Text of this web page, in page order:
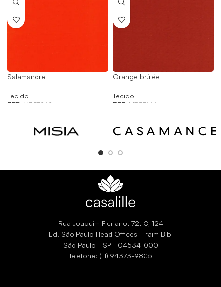
Salamandre
Tecido
REF: M357242
Orange brûlée
Tecido
REF: M357444
Rua Joaquim Floriano, 72, Cj 124
Ed. São Paulo Head Offices - Itaim Bibi
São Paulo - SP - 04534-000
Telefone: (11) 94373-9805